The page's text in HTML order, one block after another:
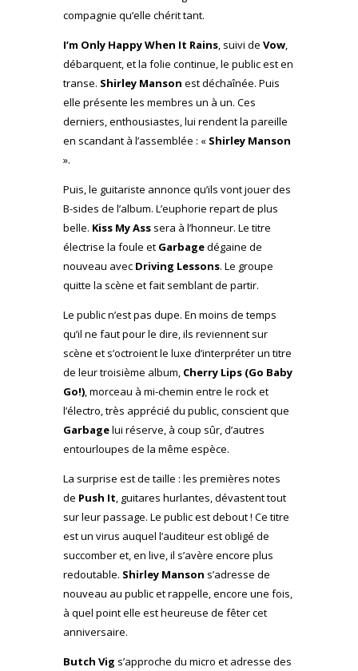
compagnie qu’elle chérit tant.
I’m Only Happy When It Rains, suivi de Vow,
débarquent, et la folie continue, le public est en
transe. Shirley Manson est déchaînée. Puis
elle présente les membres un à un. Ces
derniers, enthousiastes, lui rendent la pareille
en scandant à l’assemblée : « Shirley Manson
».
Puis, le guitariste annonce qu’ils vont jouer des
B-sides de l’album. L’euphorie repart de plus
belle. Kiss My Ass sera à l’honneur. Le titre
électrise la foule et Garbagedégaine de
nouveau avec Driving Lessons. Le groupe
quitte la scène et fait semblant de partir.
Le public n’est pas dupe. En moins de temps
qu’il ne faut pour le dire, ils reviennent sur
scène et s’octroient le luxe d’interpréter un titre
de leur troisième album, Cherry Lips (Go Baby
Go!), morceau à mi-chemin entre le rock et
l’électro, très apprécié du public, conscient que
Garbagelui réserve, à coup sûr, d’autres
entourloupes de la même espèce.
La surprise est de taille : les premières notes
de Push It, guitares hurlantes, dévastent tout
sur leur passage. Le public est debout ! Ce titre
est un virus auquel l’auditeur est obligé de
succomber et, en live, il s’avère encore plus
redoutable. Shirley Manson s’adresse de
nouveau au public et rappelle, encore une fois,
à quel point elle est heureuse de fêter cet
anniversaire.
Butch Vig s’approche du micro et adresse des